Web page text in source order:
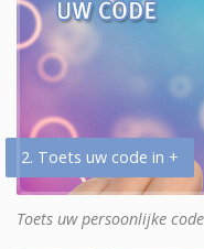
2. Toets uw code in +
Toets uw persoonlijke